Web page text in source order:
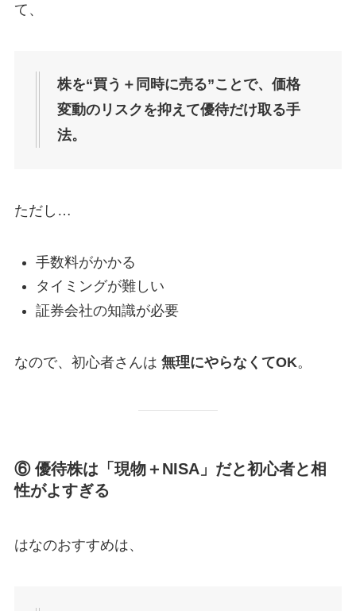
て、
株を“買う＋同時に売る”ことで、価格
変動のリスクを抑えて優待だけ取る手
法。
ただし…
手数料がかかる
タイミングが難しい
証券会社の知識が必要
なので、初心者さんは 無理にやらなくてOK。
⑥ 優待株は「現物＋NISA」だと初心者と相
性がよすぎる
はなのおすすめは、